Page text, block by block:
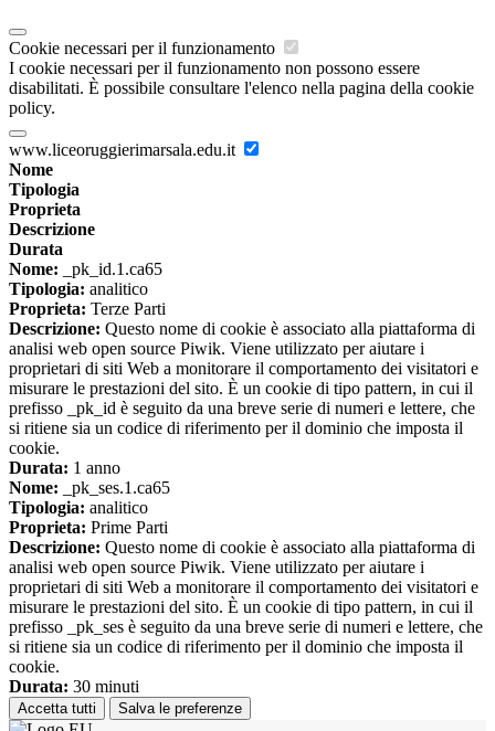
Cookie necessari per il funzionamento
I cookie necessari per il funzionamento non possono essere
disabilitati. È possibile consultare l'elenco nella pagina della cookie
policy.
www.liceoruggierimarsala.edu.it
Nome
Tipologia
Proprieta
Descrizione
Durata
Nome: _pk_id.1.ca65
Tipologia: analitico
Proprieta: Terze Parti
Descrizione: Questo nome di cookie è associato alla piattaforma di
analisi web open source Piwik. Viene utilizzato per aiutare i
proprietari di siti Web a monitorare il comportamento dei visitatori e
misurare le prestazioni del sito. È un cookie di tipo pattern, in cui il
prefisso _pk_id è seguito da una breve serie di numeri e lettere, che
si ritiene sia un codice di riferimento per il dominio che imposta il
cookie.
Durata: 1 anno
Nome: _pk_ses.1.ca65
Tipologia: analitico
Proprieta: Prime Parti
Descrizione: Questo nome di cookie è associato alla piattaforma di
analisi web open source Piwik. Viene utilizzato per aiutare i
proprietari di siti Web a monitorare il comportamento dei visitatori e
misurare le prestazioni del sito. È un cookie di tipo pattern, in cui il
prefisso _pk_ses è seguito da una breve serie di numeri e lettere, che
si ritiene sia un codice di riferimento per il dominio che imposta il
cookie.
Durata: 30 minuti
Accetta tutti Salva le preferenze